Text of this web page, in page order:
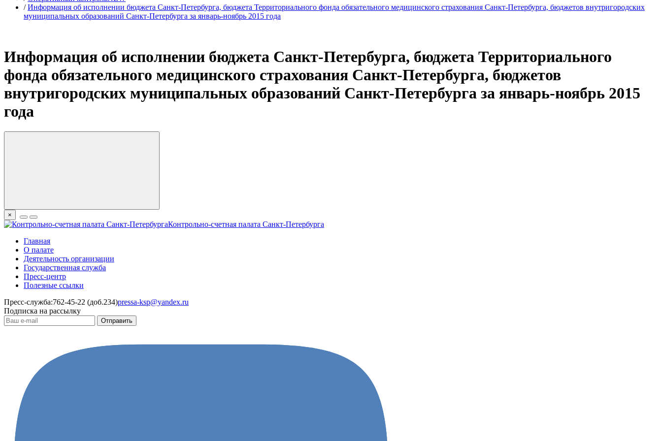
/ Информация об исполнении бюджета Санкт-Петербурга, бюджета Территориального фонда обязательного медицинского страхования Санкт-Петербурга, бюджетов внутригородских
муниципальных образований Санкт-Петербурга за январь-ноябрь 2015 года
Информация об исполнении бюджета Санкт-Петербурга, бюджета Территориального
фонда обязательного медицинского страхования Санкт-Петербурга, бюджетов
внутригородских муниципальных образований Санкт-Петербурга за январь-ноябрь 2015
года
×
Контрольно-счетная палата Санкт-Петербурга
Главная
О палате
Деятельность организации
Государственная служба
Пресс-центр
Полезные ссылки
Пресс-служба:762-45-22 (доб.234)pressa-ksp@yandex.ru
Подписка на рассылку